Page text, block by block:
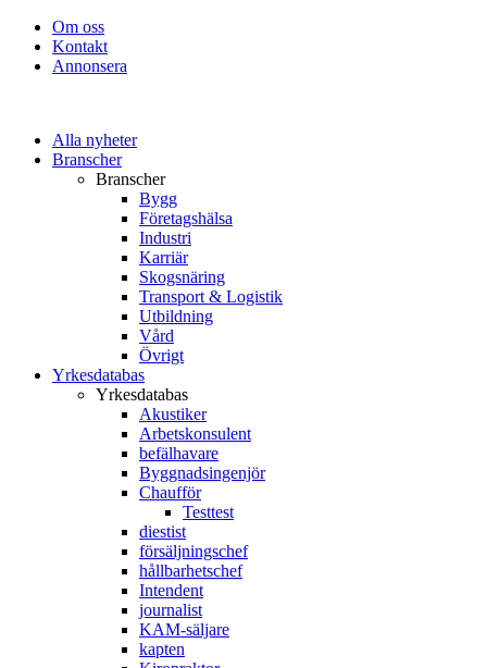
Om oss
Kontakt
Annonsera
Alla nyheter
Branscher
Branscher
Bygg
Företagshälsa
Industri
Karriär
Skogsnäring
Transport & Logistik
Utbildning
Vård
Övrigt
Yrkesdatabas
Yrkesdatabas
Akustiker
Arbetskonsulent
befälhavare
Byggnadsingenjör
Chaufför
Testtest
diestist
försäljningschef
hållbarhetschef
Intendent
journalist
KAM-säljare
kapten